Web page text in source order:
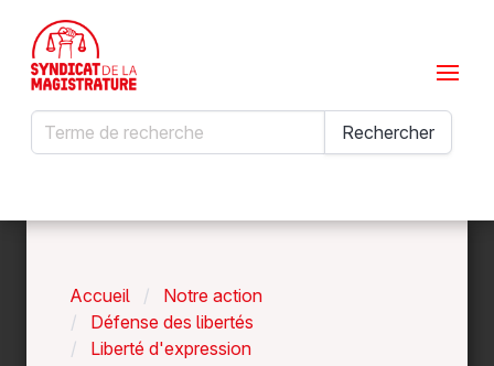
Menu
Rechercher
Rechercher
Accueil
Notre action
Défense des libertés
Liberté d'expression